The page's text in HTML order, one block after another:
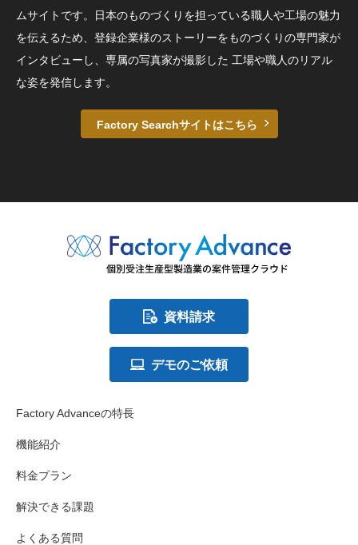
ムサイトです。日本のものづくりを担っている職人や工場の魅力
を伝えるため、登録企業様のストーリーをものづくりの専門家が
インタビューし、専属の写真家が撮影した 工場や職人のリアル
な姿を発信します。
Factory Searchサイトはこちら
資料請求
デモのご依頼
Factory Advanceの特長
機能紹介
料金プラン
解決できる課題
よくある質問